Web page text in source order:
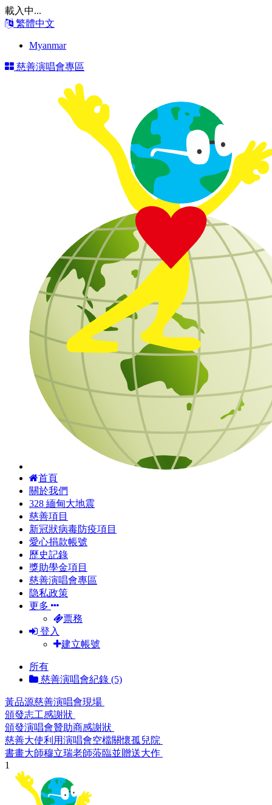
載入中...
繁體中文
Myanmar
慈善演唱會專區
首頁
關於我們
328 緬甸大地震
慈善項目
新冠狀病毒防疫項目
愛心捐款帳號
歷史記錄
獎助學金項目
慈善演唱會專區
隐私政策
更多
票務
登入
建立帳號
所有
慈善演唱會紀錄 (5)
黃品源慈善演唱會現場
頒發志工感謝狀
頒發演唱會贊助商感謝狀
慈善大使利用演唱會空檔關懷孤兒院
書畫大師穆立瑞老師蒞臨並贈送大作
1